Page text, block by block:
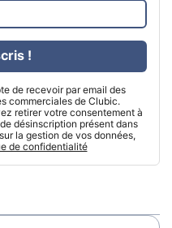
de recevoir par email des
commerciales de Clubic.
retirer votre consentement à
désinscription présent dans
la gestion de vos données,
de confidentialité
!